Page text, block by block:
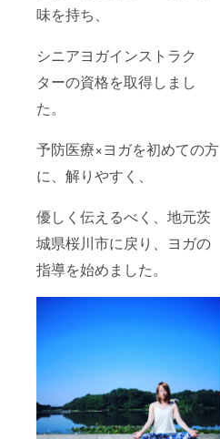
味を持ち、
シニアヨガインストラク
ターの資格を取得しまし
た。
予防医療×ヨガを初めての方
に、解りやすく、
優しく伝えるべく、地元茨
城県桜川市に戻り、ヨガの
指導を始めました。